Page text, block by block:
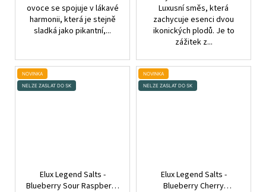
ovoce se spojuje v lákavé
harmonii, která je stejně
sladká jako pikantní,...
Luxusní směs, která
zachycuje esenci dvou
ikonických plodů. Je to
zážitek z...
NOVINKA
NELZE ZASLAT DO SK
Elux Legend Salts -
Blueberry Sour Raspberry
NOVINKA
NELZE ZASLAT DO SK
Elux Legend Salts -
Blueberry Cherry